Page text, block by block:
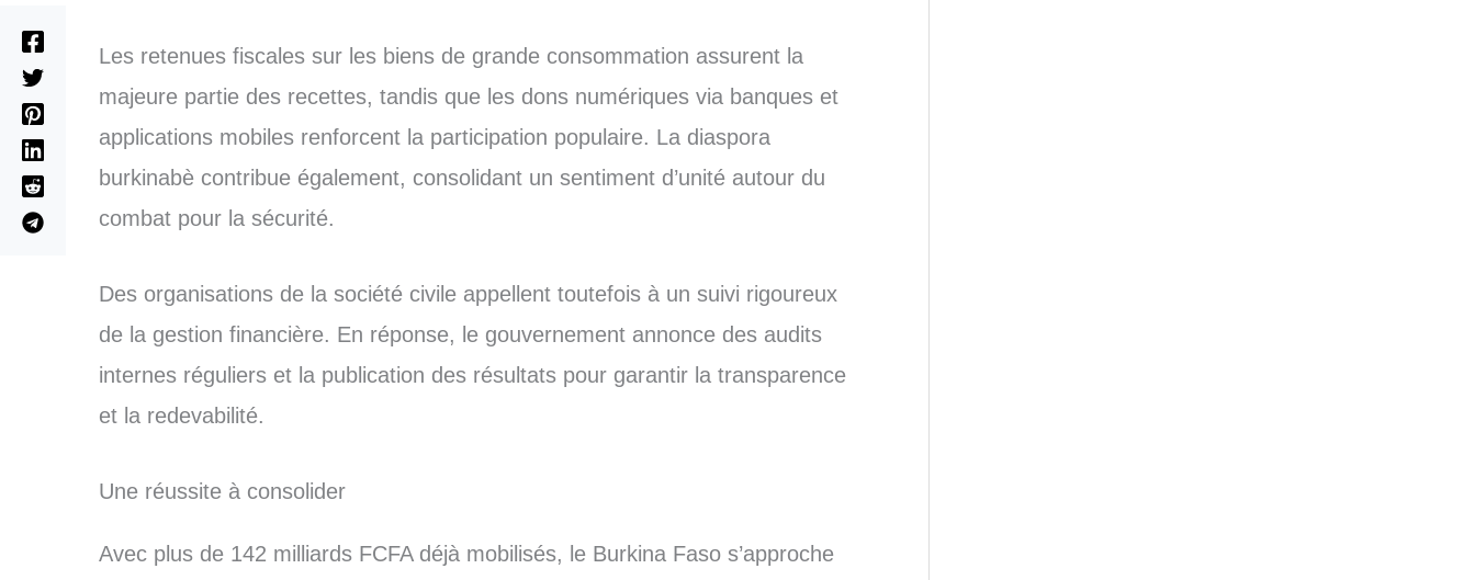
Les retenues fiscales sur les biens de grande consommation assurent la
majeure partie des recettes, tandis que les dons numériques via banques et
applications mobiles renforcent la participation populaire. La diaspora
burkinabè contribue également, consolidant un sentiment d’unité autour du
combat pour la sécurité.
Des organisations de la société civile appellent toutefois à un suivi rigoureux
de la gestion financière. En réponse, le gouvernement annonce des audits
internes réguliers et la publication des résultats pour garantir la transparence
et la redevabilité.
Une réussite à consolider
Avec plus de 142 milliards FCFA déjà mobilisés, le Burkina Faso s’approche